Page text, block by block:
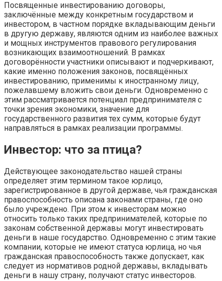
Посвященные инвестированию договоры,
заключённые между конкретным государством и
инвестором, в частном порядке вкладывающим деньги
в другую державу, являются одним из наиболее важных
и мощных инструментов правового регулирования
возникающих взаимоотношений. В рамках
договорённости участники описывают и подчеркивают,
какие именно положения законов, посвящённых
инвестированию, применимы к иностранному лицу,
пожелавшему вложить свои деньги. Одновременно с
этим рассматривается потенциал предпринимателя с
точки зрения экономики, значение для
государственного развития тех сумм, которые будут
направляться в рамках реализации программы.
Инвестор: что за птица?
Действующее законодательство нашей страны
определяет этим термином такое юрлицо,
зарегистрированное в другой державе, чья гражданская
правоспособность описана законами страны, где оно
было учреждено. При этом к инвесторам можно
относить только таких предпринимателей, которые по
законам собственной державы могут инвестировать
деньги в наше государство. Одновременно с этим такие
компании, которые не имеют статуса юрлица, но чья
гражданская правоспособность также допускает, как
следует из нормативов родной державы, вкладывать
деньги в нашу страну, получают статус инвесторов.